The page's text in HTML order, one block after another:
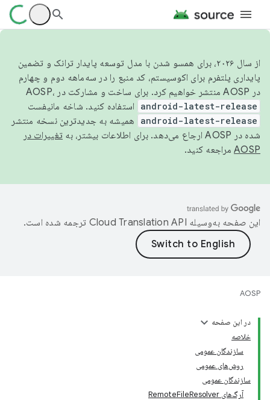
از سال ۲۰۲۶، برای همسو شدن با مدل توسعه پایدار ترانک و تضمین
پایداری پلتفرم برای اکوسیستم، کد منبع را در سه‌ماهه دوم و چهارم
در AOSP منتشر خواهیم کرد. برای ساخت و مشارکت در AOSP،
android-latest-release استفاده کنید. شاخه مانیفست
android-latest-release
همیشه به جدیدترین نسخه منتشر
شده در AOSP ارجاع می‌دهد. برای اطلاعات بیشتر، به
تغییرات در
AOSP مراجعه کنید.
این صفحه به‌وسیله ترجمه شده است.
AOSP
در این صفحه
خلاصه
سازندگان عمومی
روش‌های عمومی
سازندگان عمومی
آرگ‌های RemoteFileResolver